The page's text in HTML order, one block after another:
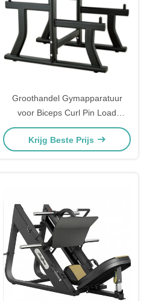
Groothandel Gymapparatuur
voor Biceps Curl Pin Load
Selectie Machines Hoge Kwaliteit
Arm Curl Bank Hot
Krijg Beste Prijs